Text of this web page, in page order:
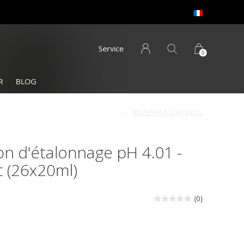
BLOG
Service 0
d'étalonnage pH 4.01 -
(26x20ml)
(0)